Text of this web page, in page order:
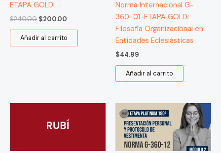
ETAPA GOLD
$240.00 $200.00
Añadir al carrito
Norma Internacional G-
360-01-ETAPA GOLD:
Filosofía Organizacional en
Entidades Eclesiásticas
$44.99
Añadir al carrito